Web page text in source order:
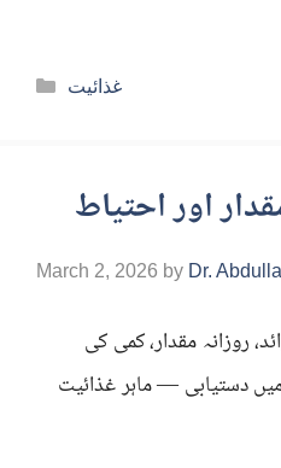
Categories
غذائیت
اور احتیاط
March 2, 2026 by Dr.
روزانہ مقدار، کمی کی
دستیابی — ماہر غذائیت